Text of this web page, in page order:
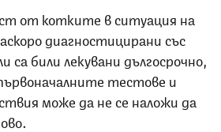
от котките в ситуация на
диагностицирани със
са били лекувани дългосрочно,
тестове и
може да не се наложи да